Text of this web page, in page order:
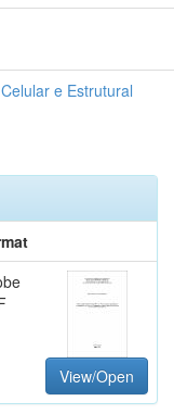
e Estrutural
View/Open